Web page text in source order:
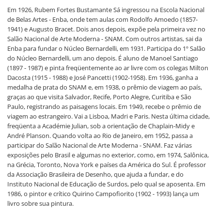
Em 1926, Rubem Fortes Bustamante Sá ingressou na Escola Nacional
de Belas Artes - Enba, onde tem aulas com Rodolfo Amoedo (1857-
1941) e Augusto Bracet. Dois anos depois, expõe pela primeira vez no
Salão Nacional de Arte Moderna - SNAM. Com outros artistas, sai da
Enba para fundar o Núcleo Bernardelli, em 1931. Participa do 1º Salão
do Núcleo Bernardelli, um ano depois. É aluno de Manoel Santiago
(1897 - 1987) e pinta freqüentemente ao ar livre com os colegas Milton
Dacosta (1915 - 1988) e José Pancetti (1902-1958). Em 1936, ganha a
medalha de prata do SNAM e, em 1938, o prêmio de viagem ao país,
graças ao que visita Salvador, Recife, Porto Alegre, Curitiba e São
Paulo, registrando as paisagens locais. Em 1949, recebe o prêmio de
viagem ao estrangeiro. Vai a Lisboa, Madri e Paris. Nesta última cidade,
freqüenta a Académie Julian, sob a orientação de Chaplain-Midy e
André Planson. Quando volta ao Rio de Janeiro, em 1952, passa a
participar do Salão Nacional de Arte Moderna - SNAM. Faz várias
exposições pelo Brasil e algumas no exterior, como, em 1974, Salônica,
na Grécia, Toronto, Nova York e países da América do Sul. É professor
da Associação Brasileira de Desenho, que ajuda a fundar, e do
Instituto Nacional de Educação de Surdos, pelo qual se aposenta. Em
1986, o pintor e crítico Quirino Campofiorito (1902 - 1993) lança um
livro sobre sua pintura.